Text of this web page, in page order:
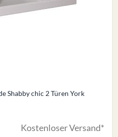
Shabby chic 2 Türen York
Kostenloser Versand*